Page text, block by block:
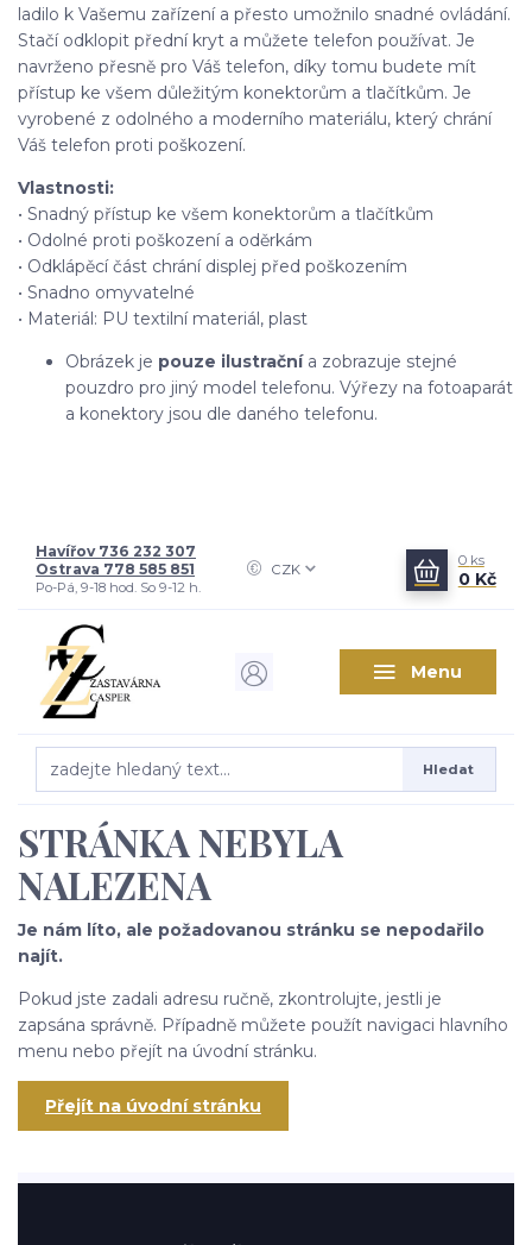
ladilo k Vašemu zařízení a přesto umožnilo snadné ovládání.
Stačí odklopit přední kryt a můžete telefon používat. Je
navrženo přesně pro Váš telefon, díky tomu budete mít
přístup ke všem důležitým konektorům a tlačítkům. Je
vyrobené z odolného a moderního materiálu, který chrání
Váš telefon proti poškození.
Vlastnosti:
• Snadný přístup ke všem konektorům a tlačítkům
• Odolné proti poškození a oděrkám
• Odklápěcí část chrání displej před poškozením
• Snadno omyvatelné
• Materiál: PU textilní materiál, plast
Obrázek je pouze ilustrační a zobrazuje stejné
pouzdro pro jiný model telefonu. Výřezy na fotoaparát
a konektory jsou dle daného telefonu.
Menu
CZK
Hledat
Havířov 736 232 307
Ostrava 778 585 851
Po-Pá, 9-18 hod. So 9-12 h.
0 ks
0 Kč
STRÁNKA NEBYLA
NALEZENA
Je nám líto, ale požadovanou stránku se nepodařilo
najít.
Pokud jste zadali adresu ručně, zkontrolujte, jestli je
zapsána správně. Případně můžete použít navigaci hlavního
menu nebo přejít na úvodní stránku.
Přejít na úvodní stránku